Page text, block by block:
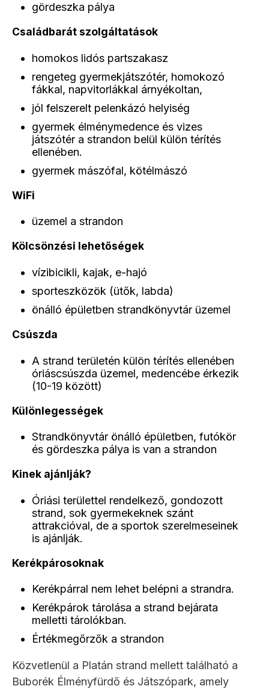
gördeszka pálya
Családbarát szolgáltatások
homokos lidós partszakasz
rengeteg gyermekjátszótér, homokozó
fákkal, napvitorlákkal árnyékoltan,
jól felszerelt pelenkázó helyiség
gyermek élménymedence és vizes
játszótér a strandon belül külön térítés
ellenében.
gyermek mászófal, kötélmászó
WiFi
üzemel a strandon
Kölcsönzési lehetőségek
vízibicikli, kajak, e-hajó
sporteszközök (ütők, labda)
önálló épületben strandkönyvtár üzemel
Csúszda
A strand területén külön térítés ellenében
óriáscsúszda üzemel, medencébe érkezik
(10-19 között)
Különlegességek
Strandkönyvtár önálló épületben, futókör
és gördeszka pálya is van a strandon
Kinek ajánlják?
Óriási területtel rendelkező, gondozott
strand, sok gyermekeknek szánt
attrakcióval, de a sportok szerelmeseinek
is ajánlják.
Kerékpárosoknak
Kerékpárral nem lehet belépni a strandra.
Kerékpárok tárolása a strand bejárata
melletti tárolókban.
Értékmegőrzők a strandon
Közvetlenül a Platán strand mellett található a
Buborék Élményfürdő és Játszópark, amely